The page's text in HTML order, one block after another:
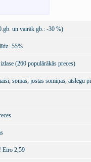
un vairāk gb.: -30 %)
-55%
(260 populārākās preces)
somas, jostas somiņas, atslēgu
Eiro 2,59